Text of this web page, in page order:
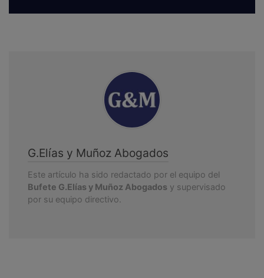
G.Elías y Muñoz Abogados
Este artículo ha sido redactado por el equipo del
Bufete G.Elías y Muñoz Abogados y supervisado
por su equipo directivo.